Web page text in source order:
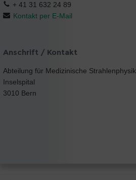
+ 41 31 632 24 89
Kontakt per E-Mail
Anschrift / Kontakt
Abteilung für Medizinische Strahlenphysik
Inselspital
3010 Bern